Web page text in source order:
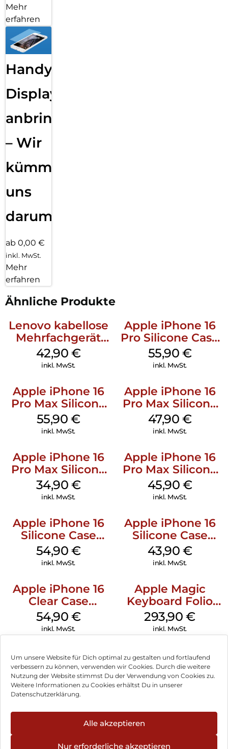
Um unsere Website für Dich optimal zu gestalten und fortlaufend
verbessern zu können, verwenden wir Cookies. Durch die weitere
Nutzung der Website stimmst Du der Verwendung von Cookies zu.
Weitere Informationen zu Cookies erhältst Du in unserer
Datenschutzerklärung.
Alle akzeptieren
Nur erforderliche akzeptieren
Mehr
erfahren
Handy
Displayfolie
anbringen
– Wir
kümmern
uns
darum!
ab 0,00 €
inkl. MwSt.
Mehr
erfahren
Ähnliche Produkte
Lenovo kabellose
Mehrfachgerät
Luna Grey
42,90 €
inkl. MwSt.
Apple iPhone 16
Pro Silicone Case
MagSafe Stone
Gray
55,90 €
inkl. MwSt.
Apple iPhone 16
Pro Max Silicone
Case MagSafe
Stone Gray
55,90 €
inkl. MwSt.
Apple iPhone 16
Pro Max Silicone
Case MagSafe
Black
47,90 €
inkl. MwSt.
Apple iPhone 16
Pro Max Silicone
Case MagSafe
Denim
34,90 €
inkl. MwSt.
Apple iPhone 16
Pro Max Silicone
Case MagSafe
Ultramarine
45,90 €
inkl. MwSt.
Apple iPhone 16
Silicone Case
MagSafe Black
54,90 €
inkl. MwSt.
Apple iPhone 16
Silicone Case
MagSafe Plum
43,90 €
inkl. MwSt.
Apple iPhone 16
Clear Case
MagSafe
Transparent
54,90 €
inkl. MwSt.
Apple Magic
Keyboard Folio
iPad 10.9″ (10.Gen.)
Weiß
293,90€
inkl. MwSt.
Impressum